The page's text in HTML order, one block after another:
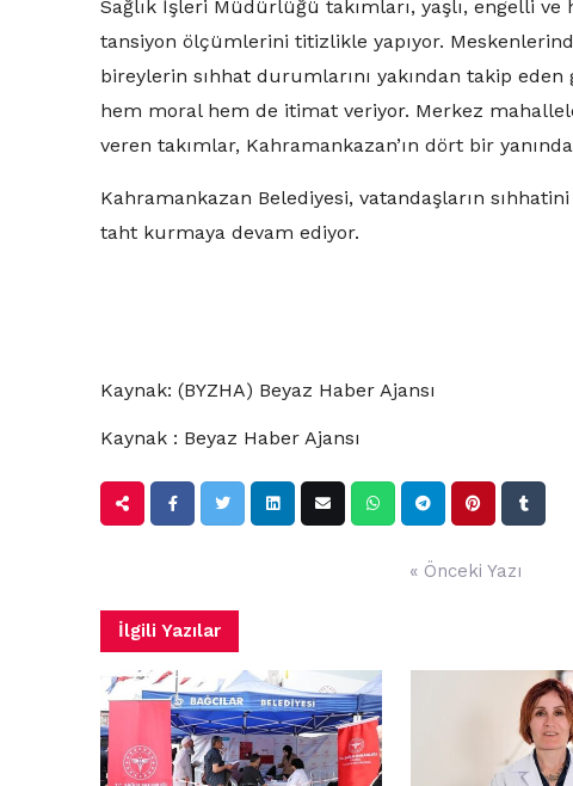
Sağlık İşleri Müdürlüğü takımları, yaşlı, engelli ve
tansiyon ölçümlerini titizlikle yapıyor.
bireylerin sıhhat durumlarını yakından takip
hem moral hem de itimat veriyor. Merkez
veren takımlar, Kahramankazan’ın dört bir
Kahramankazan Belediyesi, vatandaşların
taht kurmaya devam ediyor.
Kaynak: (BYZHA) Beyaz Haber Ajansı
Kaynak : Beyaz Haber Ajansı
« Önceki Yazı
İlgili Yazılar